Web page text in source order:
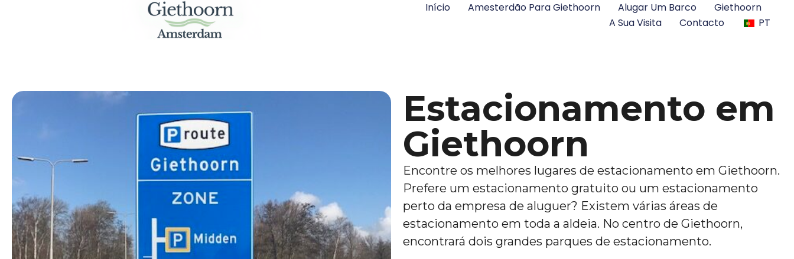
Início Amesterdão Para Giethoorn Alugar Um Barco
Giethoorn
A Sua Visita
Contacto PT
Estacionamento em
Giethoorn
Encontre os melhores lugares de estacionamento em Giethoorn.
Prefere um estacionamento gratuito ou um estacionamento
perto da empresa de aluguer? Existem várias áreas de
estacionamento em toda a aldeia. No centro de Giethoorn,
encontrará dois grandes parques de estacionamento.